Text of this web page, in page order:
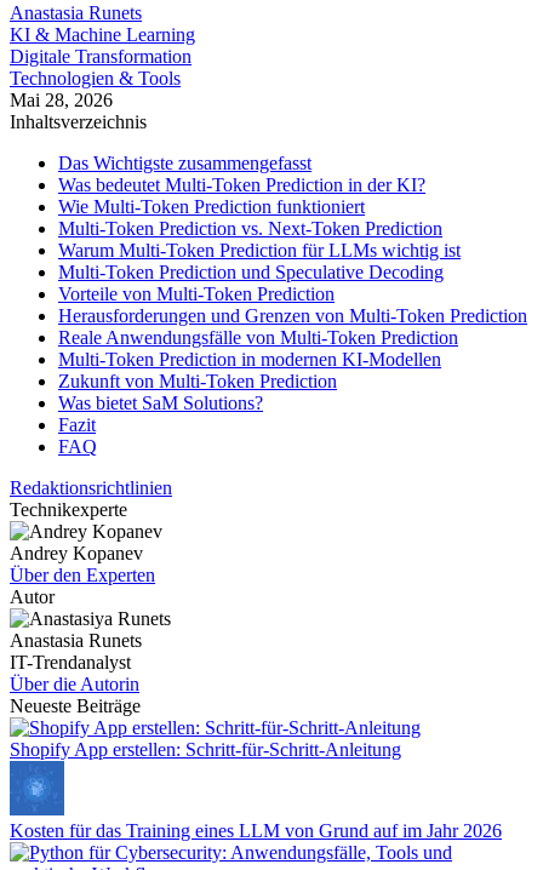
Anastasia Runets
KI & Machine Learning
Digitale Transformation
Technologien & Tools
Mai 28, 2026
Inhaltsverzeichnis
Das Wichtigste zusammengefasst
Was bedeutet Multi-Token Prediction in der KI?
Wie Multi-Token Prediction funktioniert
Multi-Token Prediction vs. Next-Token Prediction
Warum Multi-Token Prediction für LLMs wichtig ist
Multi-Token Prediction und Speculative Decoding
Vorteile von Multi-Token Prediction
Herausforderungen und Grenzen von Multi-Token Prediction
Reale Anwendungsfälle von Multi-Token Prediction
Multi-Token Prediction in modernen KI-Modellen
Zukunft von Multi-Token Prediction
Was bietet SaM Solutions?
Fazit
FAQ
Redaktionsrichtlinien
Technikexperte
Andrey Kopanev
Über den Experten
Autor
Anastasia Runets
IT-Trendanalyst
Über die Autorin
Neueste Beiträge
Shopify App erstellen: Schritt-für-Schritt-Anleitung
Kosten für das Training eines LLM von Grund auf im Jahr 2026